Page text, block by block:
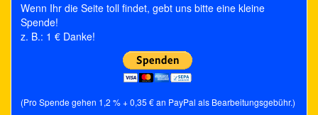
Wenn Ihr die Seite toll findet, gebt uns bitte eine kleine
Spende!
z. B.: 1 € Danke!
(Pro Spende gehen 1,2 % + 0,35 € an PayPal als Bearbeitungsgebühr.)